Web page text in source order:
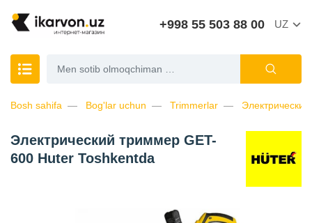
+998 55 503 88 00 UZ
Bosh sahifa Bog'lar uchun Trimmerlar
Электрический триммер GET-
600 Huter Toshkentda